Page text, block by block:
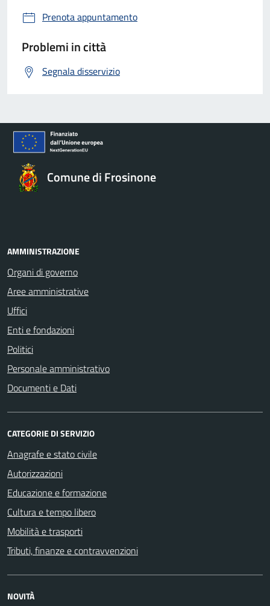
Prenota appuntamento
Problemi in città
Segnala disservizio
Comune di Frosinone
AMMINISTRAZIONE
Organi di governo
Aree amministrative
Uffici
Enti e fondazioni
Politici
Personale amministrativo
Documenti e Dati
CATEGORIE DI SERVIZIO
Anagrafe e stato civile
Autorizzazioni
Educazione e formazione
Cultura e tempo libero
Mobilità e trasporti
Tributi, finanze e contravvenzioni
NOVITÀ